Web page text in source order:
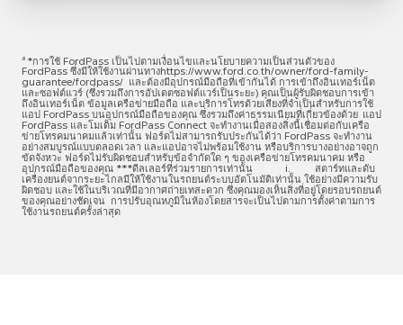
a *การใช้ FordPass เป็นไปตามเงื่อนไขและนโยบายความเป็นส่วนตัวของ
FordPass ซึ่งมีให้ใช้งานผ่านทางhttps://www.ford.co.th/owner/ford-family-
guarantee/fordpass/ และต้องมีอุปกรณ์มือถือที่เข้ากันได้ การเข้าถึงอินเทอร์เน็ต
และซอฟต์แวร์ (ซึ่งรวมถึงการอัปเดตซอฟต์แวร์เป็นระยะ) คุณเป็นผู้รับผิดชอบการเข้า
ถึงอินเทอร์เน็ต ข้อมูลเครือข่ายมือถือ และบริการโทรด้วยเสียงที่จำเป็นสำหรับการใช้
แอป FordPass บนอุปกรณ์มือถือของคุณ ซึ่งรวมถึงค่าธรรมเนียมที่เกี่ยวข้องด้วย แอป
FordPass และโมเด็ม FordPass Connect จะทำงานเมื่อสองสิ่งนี้เชื่อมต่อกับเครือ
ข่ายโทรคมนาคมแล้วเท่านั้น ฟอร์ดไม่สามารถรับประกันได้ว่า FordPass จะทำงาน
อย่างสมบูรณ์แบบตลอดเวลา และแอปอาจไม่พร้อมใช้งาน หรือบริการบางอย่างอาจถูก
ขัดจังหวะ ฟอร์ดไม่รับผิดชอบสำหรับข้อจำกัดใด ๆ ของเครือข่ายโทรคมนาคม หรือ
อุปกรณ์มือถือของคุณ ***ดีลเลอร์ที่ร่วมรายการเท่านั้น i. สตาร์ทและดับ
เครื่องยนต์จากระยะไกลมีให้ใช้งานในรถยนต์ระบบอัตโนมัติเท่านั้น ใช้อย่างมีความรับ
ผิดชอบ และใช้ในบริเวณที่มีอากาศถ่ายเทสะดวก ซึ่งคุณมองเห็นสิ่งที่อยู่โดยรอบรถยนต์
ของคุณอย่างชัดเจน การปรับอุณหภูมิในห้องโดยสารจะเป็นไปตามการตั้งค่าตามการ
ใช้งานรถยนต์ครั้งล่าสุด